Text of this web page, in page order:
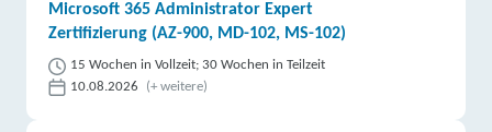
Microsoft 365 Administrator Expert
Zertifizierung (AZ-900, MD-102, MS-102)
15 Wochen in Vollzeit; 30 Wochen in Teilzeit
10.08.2026
(+ weitere)